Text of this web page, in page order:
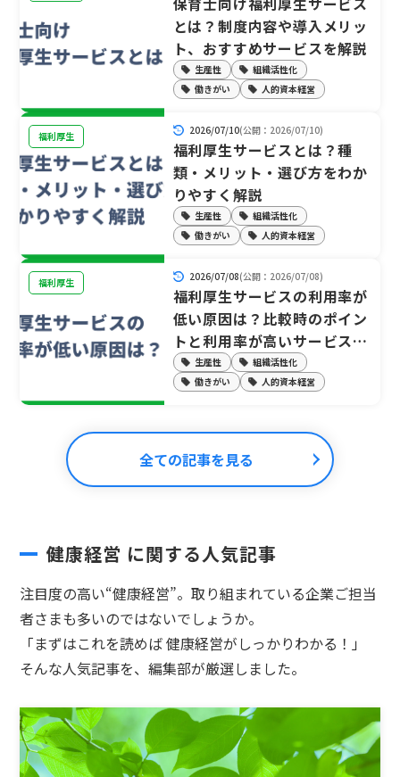
生産性
組織活性化
働きがい
人的資本経営
とは？制度内容や導入メリッ
ト、おすすめサービスを解説
福利厚生
生産性
組織活性化
働きがい
人的資本経営
2026/07/10(公開：2026/07/10)
福利厚生サービスとは？種
類・メリット・選び方をわか
りやすく解説
福利厚生
生産性
組織活性化
働きがい
人的資本経営
2026/07/08(公開：2026/07/08)
福利厚生サービスの利用率が
低い原因は？比較時のポイン
トと利用率が高いサービスの
特徴を解説
全ての記事を見る
健康経営 に関する人気記事
注目度の高い“健康経営”。取り組まれている企業ご担当
者さまも多いのではないでしょうか。
「まずはこれを読めば 健康経営がしっかりわかる！」
そんな人気記事を、編集部が厳選しました。